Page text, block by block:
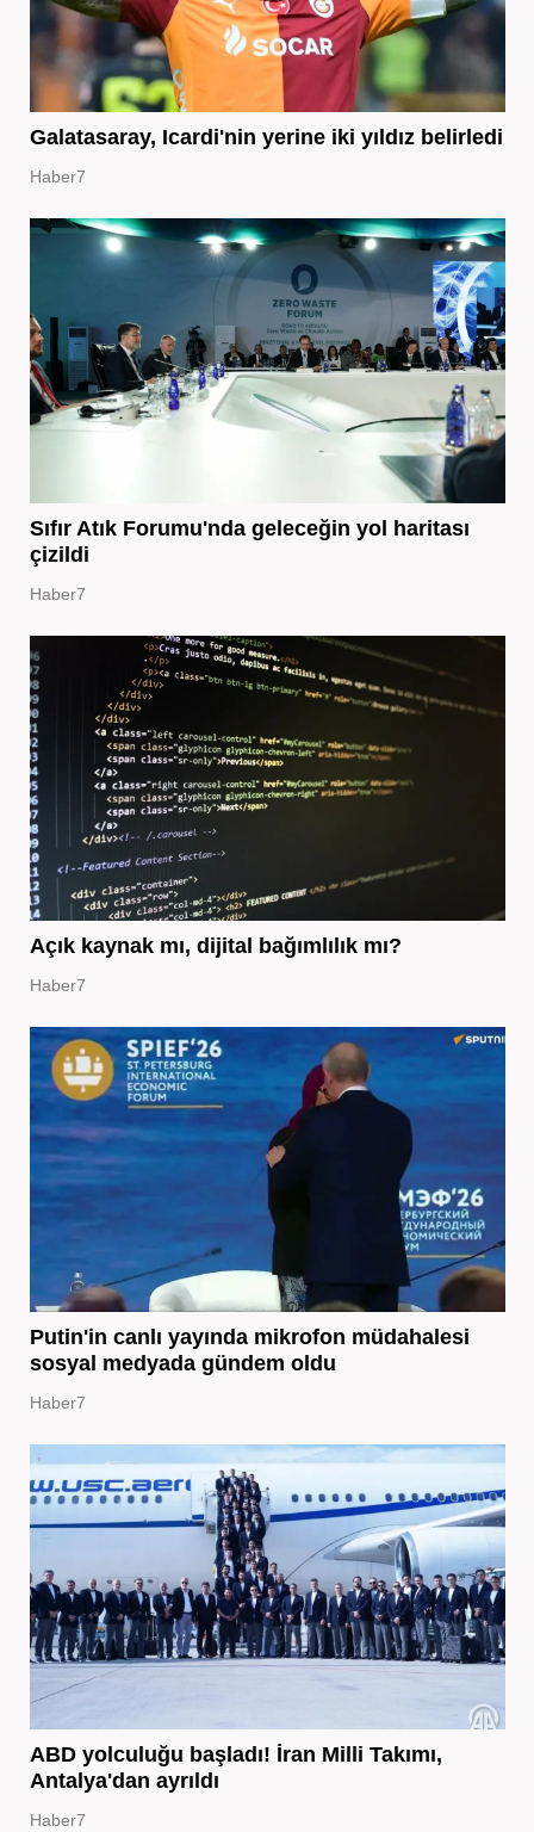
Galatasaray, Icardi'nin yerine iki yıldız belirledi
Haber7
Sıfır Atık Forumu'nda geleceğin yol haritası
çizildi
Haber7
Açık kaynak mı, dijital bağımlılık mı?
Haber7
Putin'in canlı yayında mikrofon müdahalesi
sosyal medyada gündem oldu
Haber7
ABD yolculuğu başladı! İran Milli Takımı,
Antalya'dan ayrıldı
Haber7